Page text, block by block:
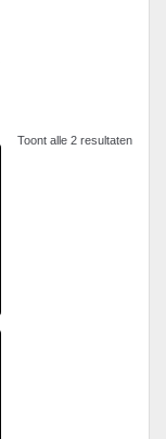
Toont alle 2 resultaten